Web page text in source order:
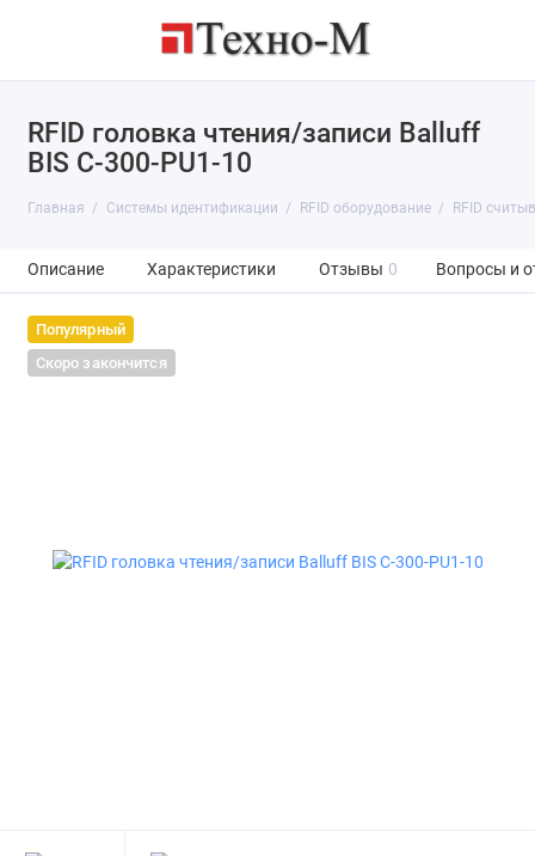
RFID головка чтения/записи Balluff
BIS C-300-PU1-10
Главная Системы идентификации RFID оборудование RFID
Описание Характеристики Отзывы 0 Вопросы и
Популярный
Скоро закончится